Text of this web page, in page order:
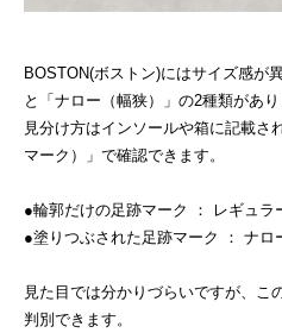
BOSTON(ボストン)にはサイズ感が
と「ナロー（幅狭）」の2種類があり
見分け方はインソールや箱に記載さ
マーク）」で確認できます。
●輪郭だけの足跡マーク ： レギュラ
●塗りつぶされた足跡マーク ： ナロ
見た目では分かりづらいですが、こ
判別できます。